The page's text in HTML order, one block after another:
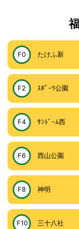
F0 たけふ新
F2 ｽﾎﾟｰﾂ公園
F4 ｻﾝﾄﾞｰﾑ西
F6 西山公園
F8 神明
F10 三十八社